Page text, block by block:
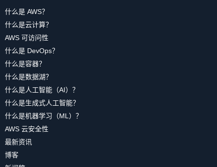
什么是 AWS？
什么是云计算？
AWS 可访问性
什么是 DevOps？
什么是容器？
什么是数据湖？
什么是人工智能（AI）？
什么是生成式人工智能？
什么是机器学习（ML）？
AWS 云安全性
最新资讯
博客